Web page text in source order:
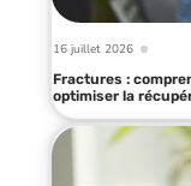
16 juillet 2026
Fractures :
optimiser la